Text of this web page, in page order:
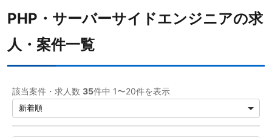
Ruby 1
勤務形態
サーバーサイドエンジニア 35
PHP・サーバーサイドエンジニアの求
人・案件一覧
該当案件・求人数 35件中 1〜20件を表示